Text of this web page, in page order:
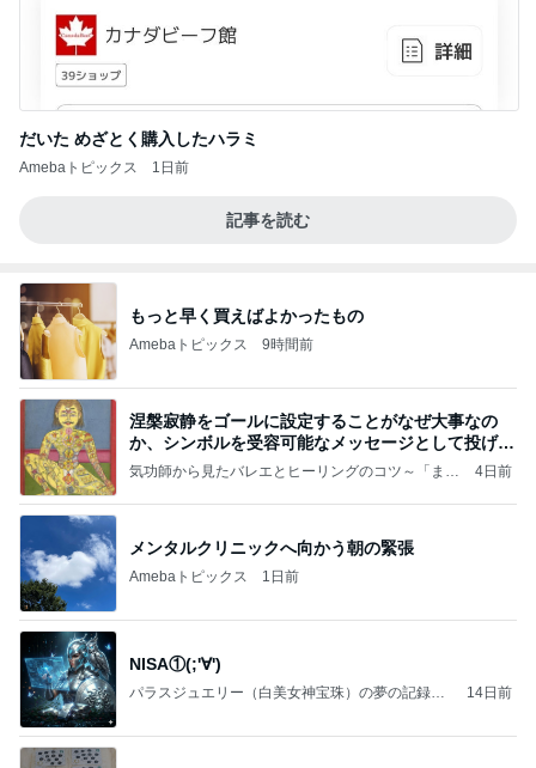
だいた めざとく購入したハラミ
Amebaトピックス 1日前
記事を読む
もっと早く買えばよかったもの
Amebaトピックス 9時間前
涅槃寂静をゴールに設定することがなぜ大事なの
か、シンボルを受容可能なメッセージとして投げる
ことが
気功師から見たバレエとヒーリングのコツ～「まと
4日前
メンタルクリニックへ向かう朝の緊張
Amebaトピックス 1日前
NISA①(;'∀')
パラスジュエリー（白美女神宝珠）の夢の記録
14日前